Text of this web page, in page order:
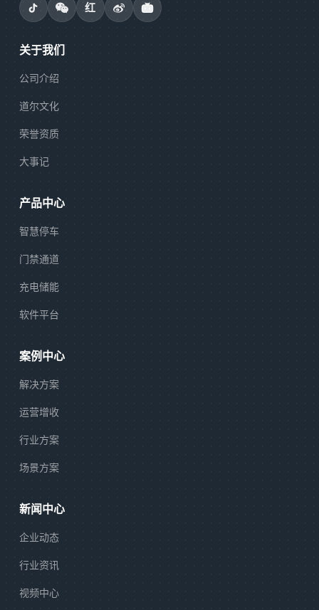
红
关于我们
公司介绍
道尔文化
荣誉资质
大事记
产品中心
智慧停车
门禁通道
充电储能
软件平台
案例中心
解决方案
运营增收
行业方案
场景方案
新闻中心
企业动态
行业资讯
视频中心